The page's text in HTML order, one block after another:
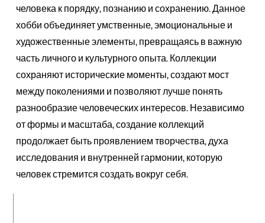
человека к порядку, познанию и сохранению. Данное
хобби объединяет умственные, эмоциональные и
художественные элементы, превращаясь в важную
часть личного и культурного опыта. Коллекции
сохраняют исторические моменты, создают мост
между поколениями и позволяют лучше понять
разнообразие человеческих интересов. Независимо
от формы и масштаба, создание коллекций
продолжает быть проявлением творчества, духа
исследования и внутренней гармонии, которую
человек стремится создать вокруг себя.